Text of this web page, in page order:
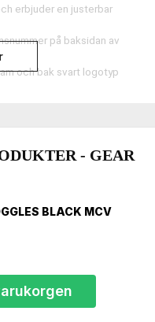
erbjuder en justerbar
på baksidan av
och bak svart logotyp
- GEAR
BLACK MCV